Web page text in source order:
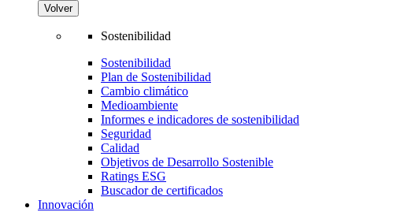
Volver
Sostenibilidad
Sostenibilidad
Plan de Sostenibilidad
Cambio climático
Medioambiente
Informes e indicadores de sostenibilidad
Seguridad
Calidad
Objetivos de Desarrollo Sostenible
Ratings ESG
Buscador de certificados
Innovación